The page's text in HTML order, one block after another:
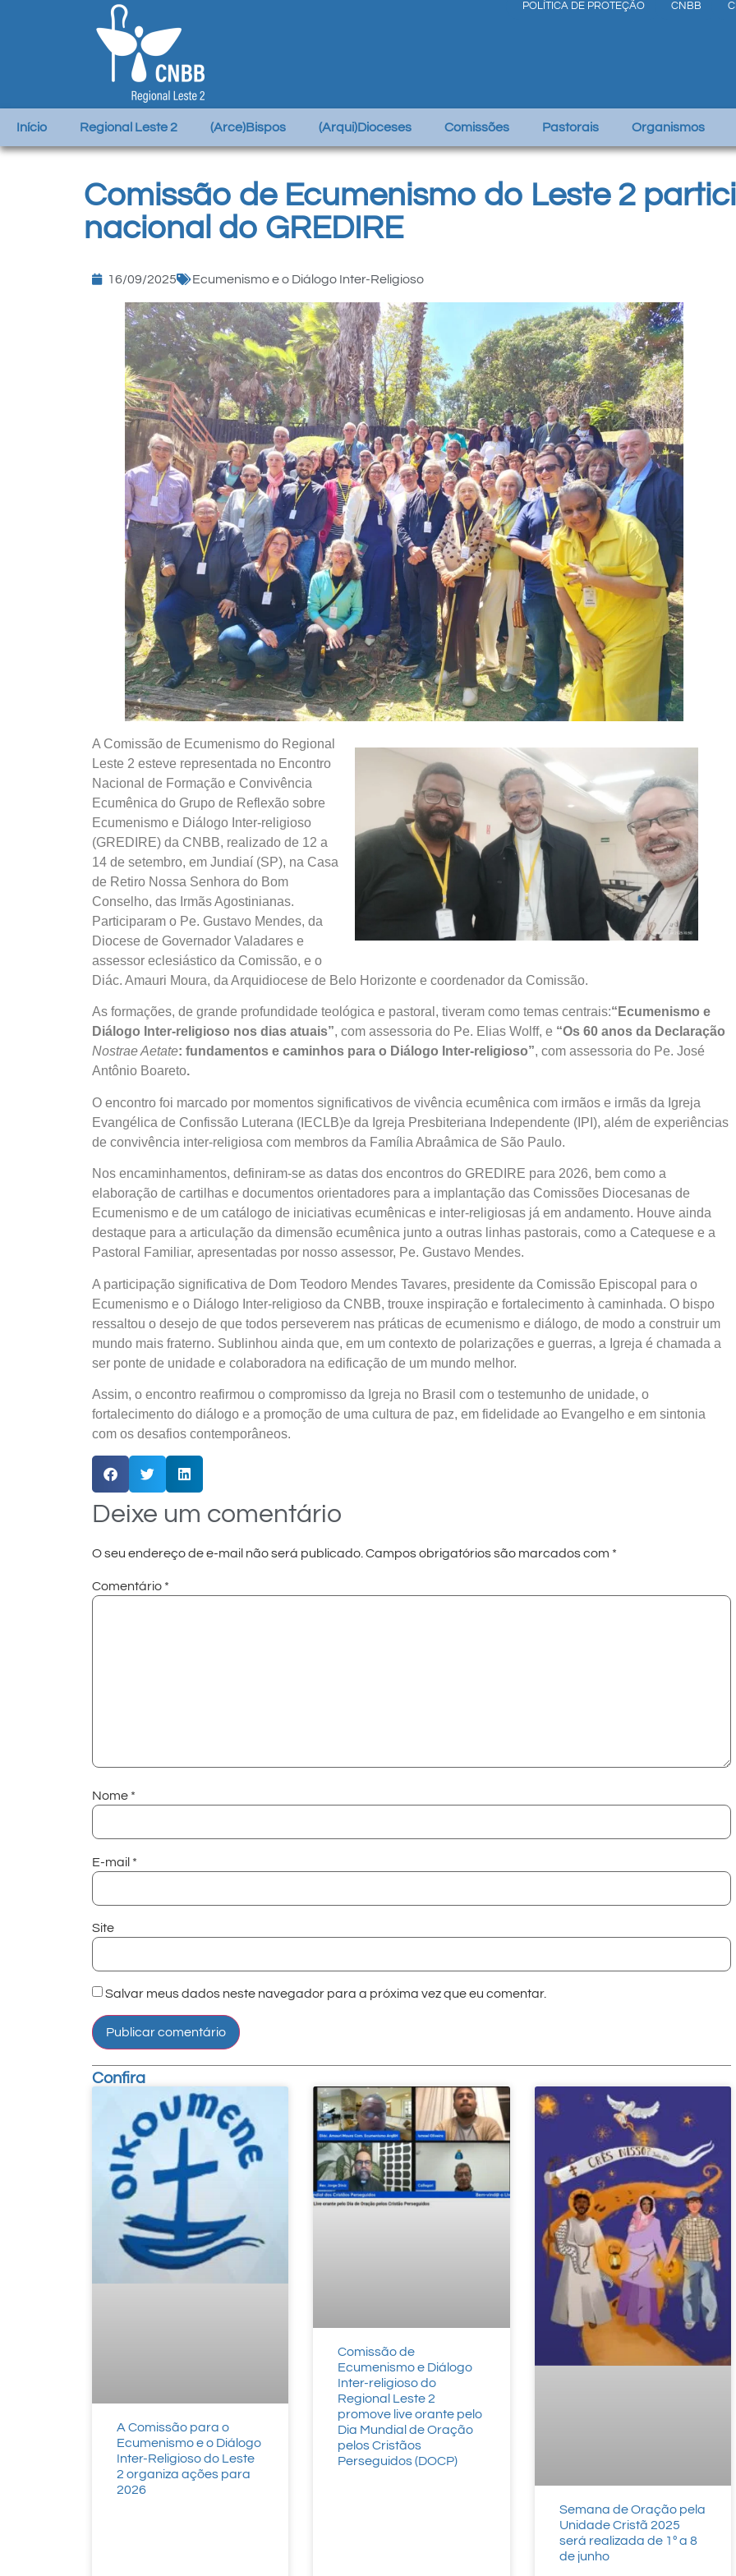
POLÍTICA DE PROTEÇÃO CNBB
Início Regional Leste 2 (Arce)Bispos (Arqui)Dioceses Comissões Pastorais Organismos
Comissão de Ecumenismo do Leste 2
nacional do GREDIRE
16/09/2025 Ecumenismo e o Diálogo Inter-Religioso
A Comissão de Ecumenismo do Regional
Leste 2 esteve representada no Encontro
Nacional de Formação e Convivência
Ecumênica do Grupo de Reflexão sobre
Ecumenismo e Diálogo Inter-religioso
(GREDIRE) da CNBB, realizado de 12 a
14 de setembro, em Jundiaí (SP), na Casa
de Retiro Nossa Senhora do Bom
Conselho, das Irmãs Agostinianas.
Participaram o Pe. Gustavo Mendes, da
Diocese de Governador Valadares e
assessor eclesiástico da Comissão, e o
Diác. Amauri Moura, da Arquidiocese de Belo Horizonte e coordenador da Comissão.
As formações, de grande profundidade teológica e pastoral, tiveram como temas centrais:“Ecumenismo e
Diálogo Inter-religioso nos dias atuais”, com assessoria do Pe. Elias Wolff, e “Os 60 anos da Declaração
Nostrae Aetate: fundamentos e caminhos para o Diálogo Inter-religioso”, com assessoria do Pe. José
Antônio Boareto.
O encontro foi marcado por momentos significativos de vivência ecumênica com irmãos e irmãs da Igreja
Evangélica de Confissão Luterana (IECLB)e da Igreja Presbiteriana Independente (IPI), além de experiências
de convivência inter-religiosa com membros da Família Abraâmica de São Paulo.
Nos encaminhamentos, definiram-se as datas dos encontros do GREDIRE para 2026, bem como a
elaboração de cartilhas e documentos orientadores para a implantação das Comissões Diocesanas de
Ecumenismo e de um catálogo de iniciativas ecumênicas e inter-religiosas já em andamento. Houve ainda
destaque para a articulação da dimensão ecumênica junto a outras linhas pastorais, como a Catequese e a
Pastoral Familiar, apresentadas por nosso assessor, Pe. Gustavo Mendes.
A participação significativa de Dom Teodoro Mendes Tavares, presidente da Comissão Episcopal para o
Ecumenismo e o Diálogo Inter-religioso da CNBB, trouxe inspiração e fortalecimento à caminhada. O bispo
ressaltou o desejo de que todos perseverem nas práticas de ecumenismo e diálogo, de modo a construir um
mundo mais fraterno. Sublinhou ainda que, em um contexto de polarizações e guerras, a Igreja é chamada a
ser ponte de unidade e colaboradora na edificação de um mundo melhor.
Assim, o encontro reafirmou o compromisso da Igreja no Brasil com o testemunho de unidade, o
fortalecimento do diálogo e a promoção de uma cultura de paz, em fidelidade ao Evangelho e em sintonia
com os desafios contemporâneos.
Deixe um comentário
O seu endereço de e-mail não será publicado.Campos obrigatórios são marcados com *
Comentário *
Nome *
E-mail *
Site
Salvar meus dados neste navegador para a próxima vez que eu comentar.
Confira
A Comissão para o
Ecumenismo e o Diálogo
Inter-Religioso do Leste
2 organiza ações para
2026
Comissão de
Ecumenismo e Diálogo
Inter-religioso do
Regional Leste 2
promove live orante pelo
Dia Mundial de Oração
pelos Cristãos
Perseguidos (DOCP)
Semana de Oração pela
Unidade Cristã 2025
será realizada de 1º a 8
de junho